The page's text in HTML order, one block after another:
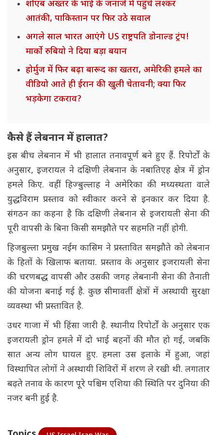
शोएब अख्तर के भाई के जनाजे में पहुंचे लश्कर
आतंकी, पाकिस्तान पर फिर उठे सवाल
अगले साल भारत आएंगे US राष्ट्रपति डोनाल्ड ट्रंप!
मार्को रुबियो ने दिया बड़ा बयान
होर्मुज में फिर बढ़ा बारूद का खतरा, अमेरिकी हमले का
वीडियो आते ही ईरान की खुली चेतावनी; क्या फिर
भड़केगा टकराव?
कैसे हैं लेबनान में हालात?
इस बीच लेबनान में भी हालात तनावपूर्ण बने हुए हैं. रिपोर्टों के
अनुसार, इजरायल ने दक्षिणी लेबनान के नबातिएह क्षेत्र में ड्रोन
हमले किए. वहीं हिज्बुल्लाह ने अमेरिका की मध्यस्थता वाले
युद्धविराम प्रस्ताव को स्वीकार करने से इनकार कर दिया है.
संगठन का कहना है कि दक्षिणी लेबनान से इजरायली सेना की
पूरी वापसी के बिना किसी समझौते पर सहमति नहीं होगी.
हिजबुल्ला प्रमुख नईम कासिम ने प्रस्तावित समझौते को लेबनान
के हितों के खिलाफ बताया. प्रस्ताव के अनुसार इजरायली सेना
की चरणबद्ध वापसी और उसकी जगह लेबनानी सेना की तैनाती
की योजना बनाई गई है. कुछ सीमावर्ती क्षेत्रों में अस्थायी सुरक्षा
व्यवस्था भी प्रस्तावित है.
उधर गाजा में भी हिंसा जारी है. स्थानीय रिपोर्टों के अनुसार एक
इजरायली ड्रोन हमले में दो भाई बहनों की मौत हो गई, जबकि
सात अन्य लोग घायल हुए. हमला उस इलाके में हुआ, जहां
विस्थापित लोगों ने अस्थायी शिविरों में शरण ले रखी थी. लगातार
बढ़ते तनाव के कारण पूरे पश्चिम एशिया की स्थिति पर दुनिया की
नजर बनी हुई है.